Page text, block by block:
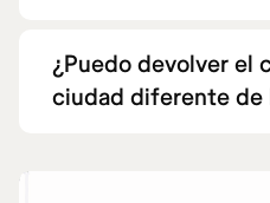
¿Puedo devolver el
ciudad diferente de